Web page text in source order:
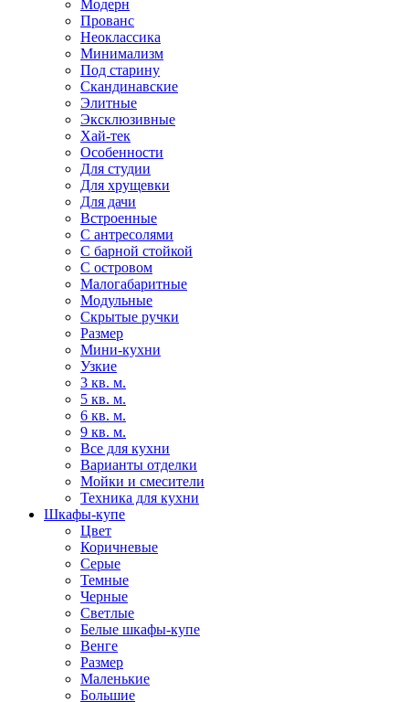
Модерн
Прованс
Неоклассика
Минимализм
Под старину
Скандинавские
Элитные
Эксклюзивные
Хай-тек
Особенности
Для студии
Для хрущевки
Для дачи
Встроенные
С антресолями
С барной стойкой
С островом
Малогабаритные
Модульные
Скрытые ручки
Размер
Мини-кухни
Узкие
3 кв. м.
5 кв. м.
6 кв. м.
9 кв. м.
Все для кухни
Варианты отделки
Мойки и смесители
Техника для кухни
Шкафы-купе
Цвет
Коричневые
Серые
Темные
Черные
Светлые
Белые шкафы-купе
Венге
Размер
Маленькие
Большие